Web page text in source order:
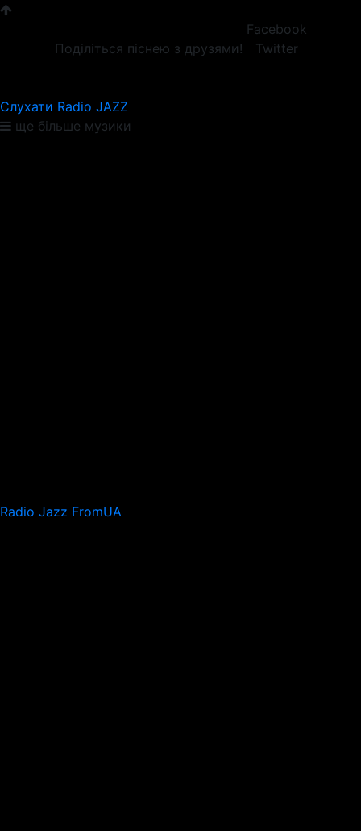
Поділіться піснею з друзями!
Facebook
Twitter
Слухати Radio JAZZ
ще більше музики
Radio Jazz FromUA